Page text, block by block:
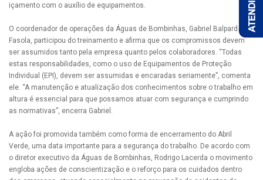
içamento com o auxílio de equipamentos.
O coordenador de operações da Águas de Bombinhas, Gabriel Balparda
Fasola, participou do treinamento e afirma que os compromissos devem
ser assumidos tanto pela empresa quanto pelos colaboradores. “Todas
estas responsabilidades, como o uso de Equipamentos de Proteção
Individual (EPI), devem ser assumidas e encaradas seriamente”, comenta
ele. “A manutenção e atualização dos conhecimentos sobre o trabalho em
altura é essencial para que possamos atuar com segurança e cumprindo
as normativas”, encerra Gabriel.
A ação foi promovida também como forma de encerramento do Abril
Verde, uma data importante para a segurança do trabalho. De acordo com
o diretor executivo da Águas de Bombinhas, Rodrigo Lacerda o movimento
engloba ações de conscientização e o reforço para os cuidados dentro